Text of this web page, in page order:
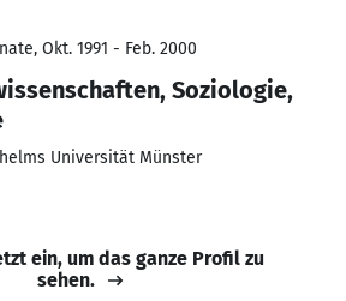
Okt. 1991 - Feb. 2000
Soziologie,
Universität Münster
ein, um das ganze Profil zu
sehen.